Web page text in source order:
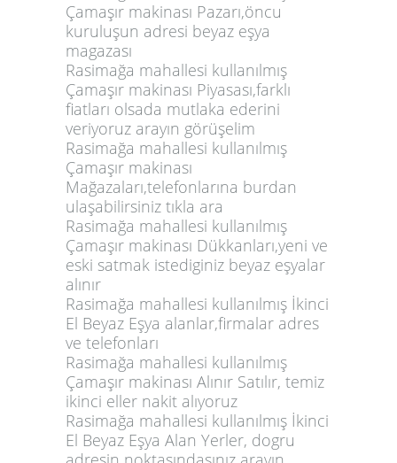
Çamaşır makinası Pazarı,öncu
kuruluşun adresi beyaz eşya
magazası
Rasimağa mahallesi kullanılmış
Çamaşır makinası Piyasası,farklı
fiatları olsada mutlaka ederini
veriyoruz arayın görüşelim
Rasimağa mahallesi kullanılmış
Çamaşır makinası
Mağazaları,telefonlarına burdan
ulaşabilirsiniz tıkla ara
Rasimağa mahallesi kullanılmış
Çamaşır makinası Dükkanları,yeni ve
eski satmak istediginiz beyaz eşyalar
alınır
Rasimağa mahallesi kullanılmış İkinci
El Beyaz Eşya alanlar,firmalar adres
ve telefonları
Rasimağa mahallesi kullanılmış
Çamaşır makinası Alınır Satılır, temiz
ikinci eller nakit alıyoruz
Rasimağa mahallesi kullanılmış İkinci
El Beyaz Eşya Alan Yerler, dogru